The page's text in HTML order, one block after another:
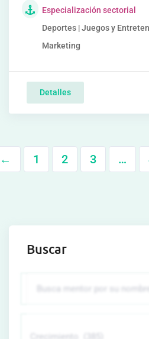
Especialización sectorial
Deportes | Juegos y
Marketing
Detalles
1 2 3 …
Buscar